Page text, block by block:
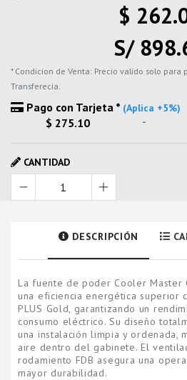
$
S/
* Condicion de Venta: Precio valido solo para
Transferecia.
Pago con Tarjeta * (Aplica +5%)
$ 275.10 -
CANTIDAD
DESCRIPCIÓN
La fuente de poder Cooler Master
una eficiencia energética superior
PLUS Gold, garantizando un
consumo eléctrico. Su diseño
una instalación limpia y ordenada,
aire dentro del gabinete. El
rodamiento FDB asegura una
mayor durabilidad.